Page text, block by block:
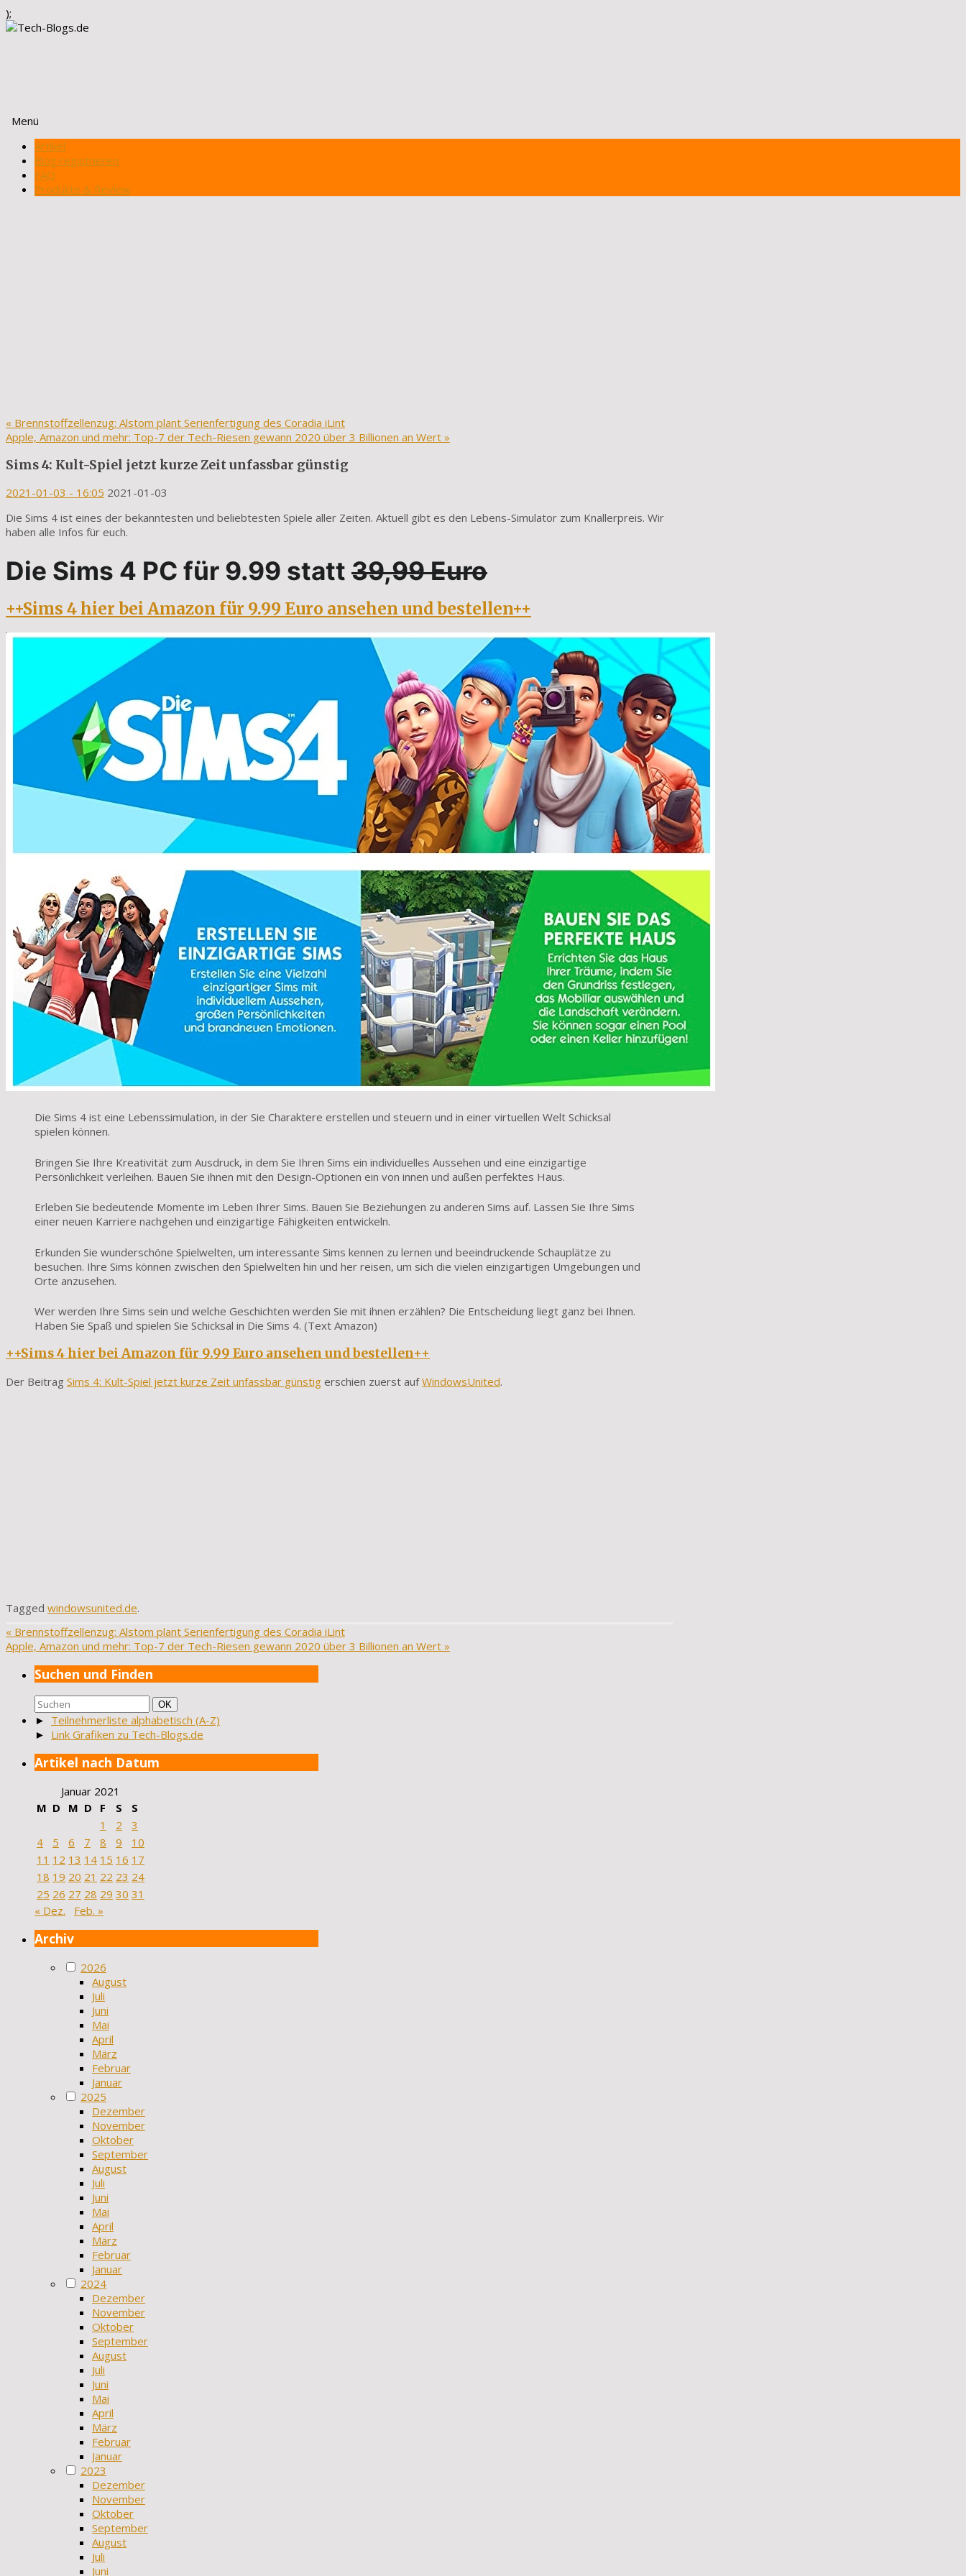
);
Menü
Zum
Inhalt
springen
Artikel
Blog registrieren
FAQ
Produkte & Review
« Brennstoffzellenzug: Alstom plant Serienfertigung des Coradia iLint
Apple, Amazon und mehr: Top-7 der Tech-Riesen gewann 2020 über 3 Billionen an Wert »
Sims 4: Kult-Spiel jetzt kurze Zeit unfassbar günstig
2021-01-03 - 16:05 2021-01-03
Die Sims 4 ist eines der bekanntesten und beliebtesten Spiele aller Zeiten. Aktuell gibt es den Lebens-Simulator zum Knallerpreis. Wir
haben alle Infos für euch.
Die Sims 4 PC für 9.99 statt 39,99 Euro
++Sims 4 hier bei Amazon für 9.99 Euro ansehen und bestellen++
Die Sims 4 ist eine Lebenssimulation, in der Sie Charaktere erstellen und steuern und in einer virtuellen Welt Schicksal
spielen können.
Bringen Sie Ihre Kreativität zum Ausdruck, in dem Sie Ihren Sims ein individuelles Aussehen und eine einzigartige
Persönlichkeit verleihen. Bauen Sie ihnen mit den Design-Optionen ein von innen und außen perfektes Haus.
Erleben Sie bedeutende Momente im Leben Ihrer Sims. Bauen Sie Beziehungen zu anderen Sims auf. Lassen Sie Ihre Sims
einer neuen Karriere nachgehen und einzigartige Fähigkeiten entwickeln.
Erkunden Sie wunderschöne Spielwelten, um interessante Sims kennen zu lernen und beeindruckende Schauplätze zu
besuchen. Ihre Sims können zwischen den Spielwelten hin und her reisen, um sich die vielen einzigartigen Umgebungen und
Orte anzusehen.
Wer werden Ihre Sims sein und welche Geschichten werden Sie mit ihnen erzählen? Die Entscheidung liegt ganz bei Ihnen.
Haben Sie Spaß und spielen Sie Schicksal in Die Sims 4. (Text Amazon)
++Sims 4 hier bei Amazon für 9.99 Euro ansehen und bestellen++
Der Beitrag Sims 4: Kult-Spiel jetzt kurze Zeit unfassbar günstig erschien zuerst aufWindowsUnited.
Tagged windowsunited.de.
« Brennstoffzellenzug: Alstom plant Serienfertigung des Coradia iLint
Apple, Amazon und mehr: Top-7 der Tech-Riesen gewann 2020 über 3 Billionen an Wert »
Suchen und Finden
Suchen
nach:
Suchen
OK
► Teilnehmerliste alphabetisch (A-Z)
► Link Grafiken zu Tech-Blogs.de
Artikel nach Datum
Januar 2021
M D M D F S
S
1
2
3
4
5 6 7 8 9
10
11 12 13 14 15 16 17
18 19 20 21 22 23 24
25 26 27 28 29 30 31
« Dez.
Feb. »
Archiv
2026
August
Juli
Juni
Mai
April
März
Februar
Januar
2025
Dezember
November
Oktober
September
August
Juli
Juni
Mai
April
März
Februar
Januar
2024
Dezember
November
Oktober
September
August
Juli
Juni
Mai
April
März
Februar
Januar
2023
Dezember
November
Oktober
September
August
Juli
Juni